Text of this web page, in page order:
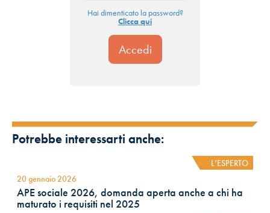
Hai dimenticato la password?
Clicca qui
Potrebbe interessarti anche:
L’ESPERTO
20 gennaio 2026
APE sociale 2026, domanda aperta anche a chi ha
maturato i requisiti nel 2025